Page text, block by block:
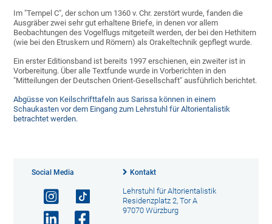
Im "Tempel C", der schon um 1360 v. Chr. zerstört wurde, fanden die
Ausgräber zwei sehr gut erhaltene Briefe, in denen vor allem
Beobachtungen des Vogelflugs mitgeteilt werden, der bei den Hethitern
(wie bei den Etruskern und Römern) als Orakeltechnik gepflegt wurde.
Ein erster Editionsband ist bereits 1997 erschienen, ein zweiter ist in
Vorbereitung. Über alle Textfunde wurde in Vorberichten in den
"Mitteilungen der Deutschen Orient-Gesellschaft" ausführlich berichtet.
Abgüsse von Keilschrifttafeln aus Sarissa können in einem
Schaukasten vor dem Eingang zum Lehrstuhl für Altorientalistik
betrachtet werden.
Social Media Kontakt
Lehrstuhl für Altorientalistik
Residenzplatz 2, Tor A
97070 Würzburg